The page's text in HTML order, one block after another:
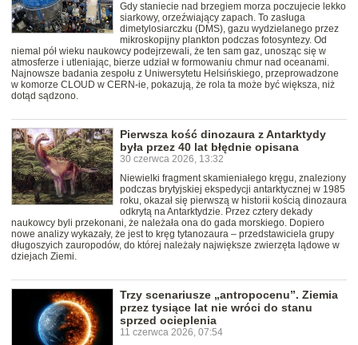
Gdy staniecie nad brzegiem morza poczujecie lekko
siarkowy, orzeźwiający zapach. To zasługa
dimetylosiarczku (DMS), gazu wydzielanego przez
mikroskopijny plankton podczas fotosyntezy. Od
niemal pół wieku naukowcy podejrzewali, że ten sam gaz, unosząc się w
atmosferze i utleniając, bierze udział w formowaniu chmur nad oceanami.
Najnowsze badania zespołu z Uniwersytetu Helsińskiego, przeprowadzone
w komorze CLOUD w CERN-ie, pokazują, że rola ta może być większa, niż
dotąd sądzono.
Pierwsza kość dinozaura z Antarktydy
była przez 40 lat błędnie opisana
30 czerwca 2026, 13:32
Niewielki fragment skamieniałego kręgu, znaleziony
podczas brytyjskiej ekspedycji antarktycznej w 1985
roku, okazał się pierwszą w historii kością dinozaura
odkrytą na Antarktydzie. Przez cztery dekady
naukowcy byli przekonani, że należała ona do gada morskiego. Dopiero
nowe analizy wykazały, że jest to kręg tytanozaura – przedstawiciela grupy
długoszyich zauropodów, do której należały największe zwierzęta lądowe w
dziejach Ziemi.
Trzy scenariusze „antropocenu”. Ziemia
przez tysiące lat nie wróci do stanu
sprzed ocieplenia
11 czerwca 2026, 07:54